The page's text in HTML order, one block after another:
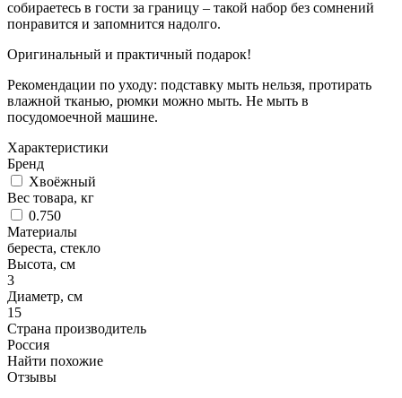
собираетесь в гости за границу – такой набор без сомнений
понравится и запомнится надолго.
Оригинальный и практичный подарок!
Рекомендации по уходу: подставку мыть нельзя, протирать
влажной тканью, рюмки можно мыть. Не мыть в
посудомоечной машине.
Характеристики
Бренд
Хвоёжный
Вес товара, кг
0.750
Материалы
береста, стекло
Высота, см
3
Диаметр, см
15
Страна производитель
Россия
Найти похожие
Отзывы